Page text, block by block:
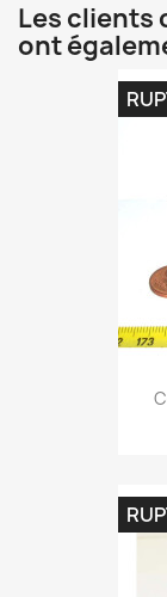
Les clients
ont